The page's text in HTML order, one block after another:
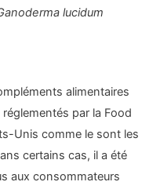
lucidum
alimentaires
par la Food
Unis comme le sont les
certains cas, il a été
aux consommateurs